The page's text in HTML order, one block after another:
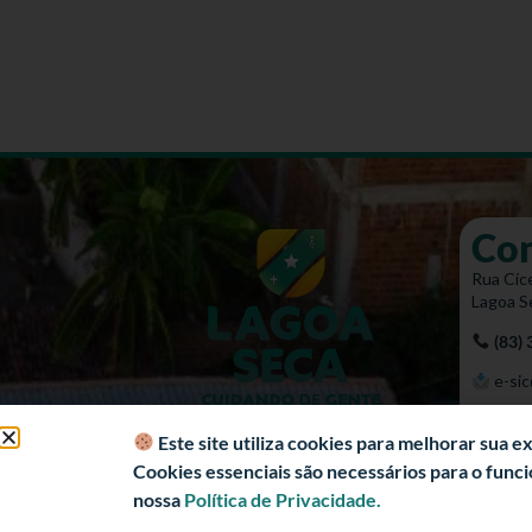
Rua
Lagoa
(83)
e-
Este site utiliza cookies para melhorar sua
Cookies essenciais são necessários para o
nossa Política de Privacidade.